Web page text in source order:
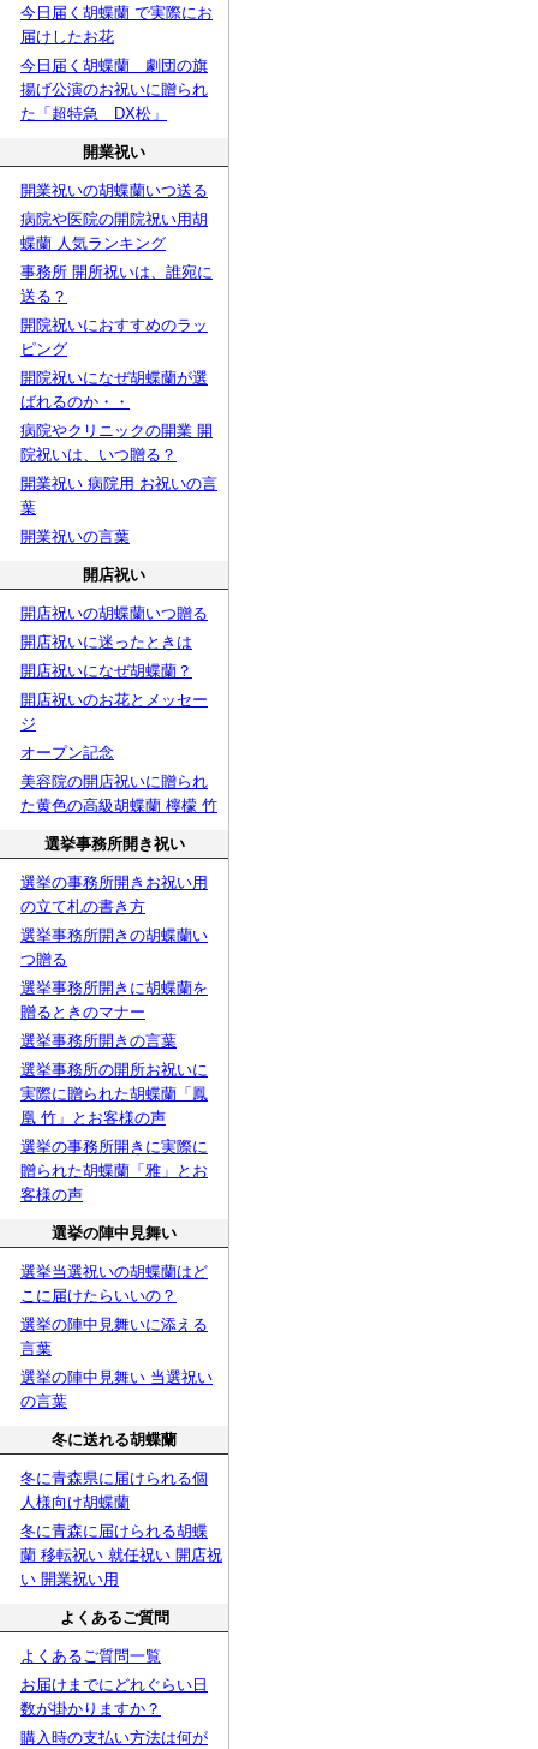
今日届く胡蝶蘭 で実際にお
届けしたお花
今日届く胡蝶蘭 劇団の旗
揚げ公演のお祝いに贈られ
た「超特急 DX松」
開業祝い
開業祝いの胡蝶蘭いつ送る
病院や医院の開院祝い用胡
蝶蘭 人気ランキング
事務所 開所祝いは、誰宛に
送る？
開院祝いにおすすめのラッ
ピング
開院祝いになぜ胡蝶蘭が選
ばれるのか・・
病院やクリニックの開業 開
院祝いは、いつ贈る？
開業祝い 病院用 お祝いの言
葉
開業祝いの言葉
開店祝い
開店祝いの胡蝶蘭いつ贈る
開店祝いに迷ったときは
開店祝いになぜ胡蝶蘭？
開店祝いのお花とメッセー
ジ
オープン記念
美容院の開店祝いに贈られ
た黄色の高級胡蝶蘭 檸檬 竹
選挙事務所開き祝い
選挙の事務所開きお祝い用
の立て札の書き方
選挙事務所開きの胡蝶蘭い
つ贈る
選挙事務所開きに胡蝶蘭を
贈るときのマナー
選挙事務所開きの言葉
選挙事務所の開所お祝いに
実際に贈られた胡蝶蘭「鳳
凰 竹」とお客様の声
選挙の事務所開きに実際に
贈られた胡蝶蘭「雅」とお
客様の声
選挙の陣中見舞い
選挙当選祝いの胡蝶蘭はど
こに届けたらいいの？
選挙の陣中見舞いに添える
言葉
選挙の陣中見舞い 当選祝い
の言葉
冬に送れる胡蝶蘭
冬に青森県に届けられる個
人様向け胡蝶蘭
冬に青森に届けられる胡蝶
蘭 移転祝い 就任祝い 開店祝
い 開業祝い用
よくあるご質問
よくあるご質問一覧
お届けまでにどれぐらい日
数が掛かりますか？
購入時の支払い方法は何が